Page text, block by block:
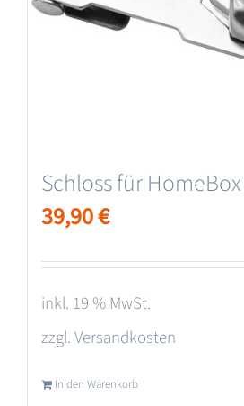
Schloss für HomeBox
39,90€
inkl. 19 % MwSt.
zzgl.Versandkosten
In den Warenkorb